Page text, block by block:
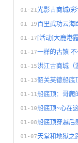
01-21 光影古商城(
01-19百里武功云海
01-17[活动]大鹿港
01-17一样的古镇
01-15洪江古商城（
01-13韶关英德船底
01-11 船底顶：哥爬
01-10船底顶~心在
01-08船底顶穿越后
01-07天堂和地狱之